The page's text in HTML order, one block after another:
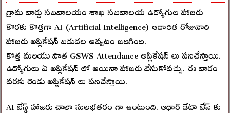
గ్రామ వార్డు సచివాలయం శాఖ సచివాలయ ఉద్యోగుల హాజరు
కొరకు కొత్తగా AI (Artificial Intelligence) ఆదారిత రోజువారి
హాజరు అప్లికేషన్ విడుదల అవ్వటం జరిగింది.
కొత్త మరియు పాత GSWS Attendance అప్లికేషన్ లు పనిచేస్తాయి.
ఉద్యోగులు ఏ అప్లికేషన్ లో అయినా హాజరు వేసుకోవచ్చు. ఈ వారం
వరకు రెండు అప్లికేషన్ లు పనిచేస్తాయి.
AI బేస్డ్ హాజరు చాలా సులభతరం గా ఉంటుంది. ఆధార్ డేటా బేస్ కు